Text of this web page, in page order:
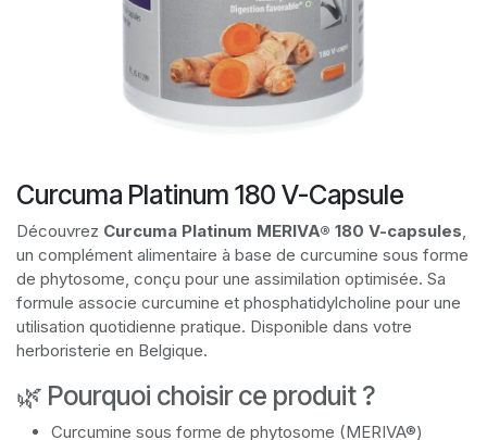
Curcuma Platinum 180 V-Capsule
Découvrez Curcuma Platinum MERIVA® 180 V-capsules,
un complément alimentaire à base de curcumine sous forme
de phytosome, conçu pour une assimilation optimisée. Sa
formule associe curcumine et phosphatidylcholine pour une
utilisation quotidienne pratique. Disponible dans votre
herboristerie en Belgique.
🌿 Pourquoi choisir ce produit ?
Curcumine sous forme de phytosome (MERIVA®)